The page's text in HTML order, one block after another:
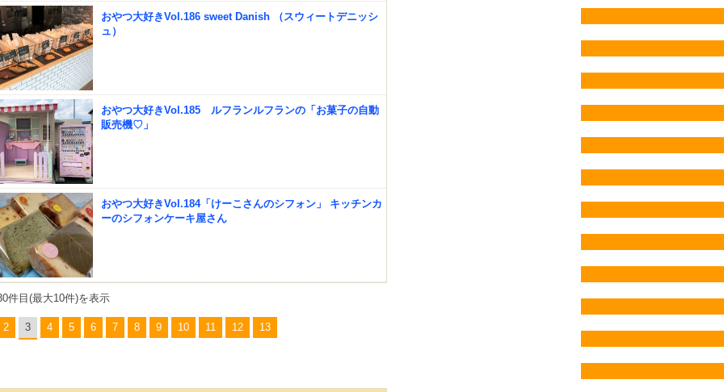
おやつ大好きVol.186 sweet Danish （スウィートデニッシ
ュ）
おやつ大好きVol.185 ルフランルフランの「お菓子の自動
販売機♡」
おやつ大好きVol.184「けーこさんのシフォン」 キッチンカ
ーのシフォンケーキ屋さん
件目(最大10件)を表示
2 3 4 5 6 7 8 9 10 11 12 13